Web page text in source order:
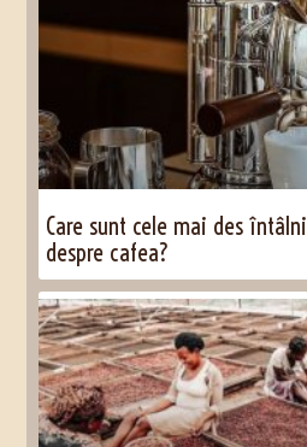
Care sunt cele mai des
despre cafea?